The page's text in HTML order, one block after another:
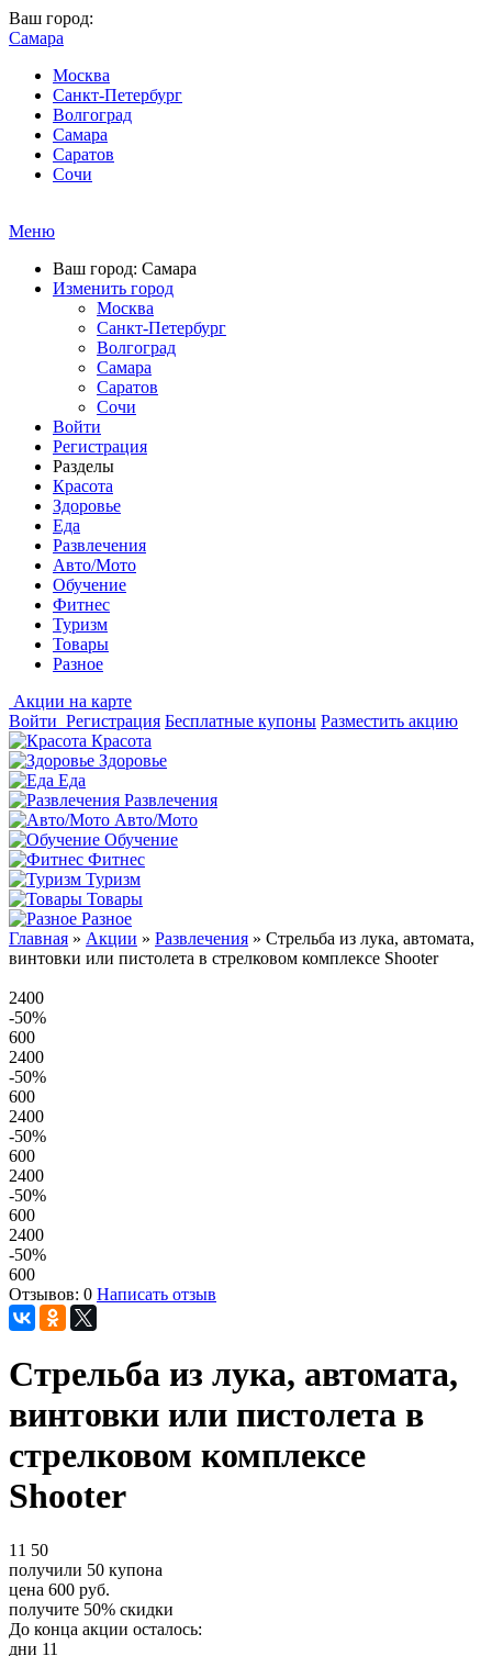
Ваш город:
Самара
Москва
Санкт-Петербург
Волгоград
Самара
Саратов
Сочи
Меню
Ваш город: Самара
Изменить город
Москва
Санкт-Петербург
Волгоград
Самара
Саратов
Сочи
Войти
Регистрация
Разделы
Красота
Здоровье
Еда
Развлечения
Авто/Мото
Обучение
Фитнес
Туризм
Товары
Разное
Акции на карте
Войти Регистрация Бесплатные купоны Разместить акцию
Красота
Здоровье
Еда
Развлечения
Авто/Мото
Обучение
Фитнес
Туризм
Товары
Разное
Главная » Акции » Развлечения » Стрельба из лука, автомата,
винтовки или пистолета в стрелковом комплексе Shooter
2400
-50%
600
2400
-50%
600
2400
-50%
600
2400
-50%
600
2400
-50%
600
Отзывов: 0 Написать отзыв
Стрельба из лука, автомата,
винтовки или пистолета в
стрелковом комплексе
Shooter
11 50
получили 50 купона
цена 600 руб.
получите 50% скидки
До конца акции осталось:
дни 11